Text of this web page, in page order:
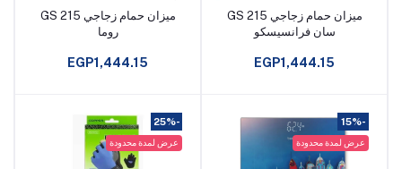
أضف إلى السلةميزان حمام زجاجي GS 215
سان فرانسيسكو
EGP1,444.15
أضف إلى السلةميزان حمام زجاجي GS 215
روما
EGP1,444.15
-15%
عرض لمدة محدودة
-25%
عرض لمدة محدودة